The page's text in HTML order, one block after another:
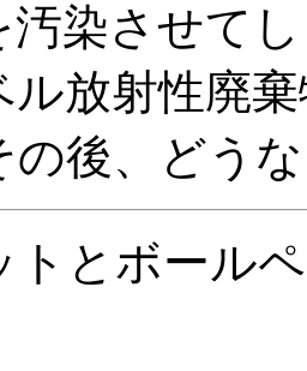
汚染させて
ル放射性廃
の後、どう
トとボール